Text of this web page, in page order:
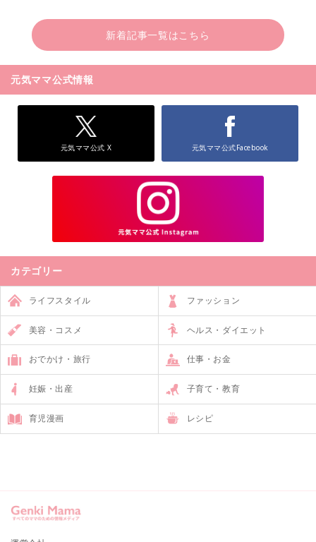
新着記事一覧はこちら
元気ママ公式情報
元気ママ公式 X 元気ママ公式Facebook
カテゴリー
ライフスタイル ファッション
美容・コスメ ヘルス・ダイエット
おでかけ・旅行 仕事・お金
妊娠・出産 子育て・教育
育児漫画 レシピ